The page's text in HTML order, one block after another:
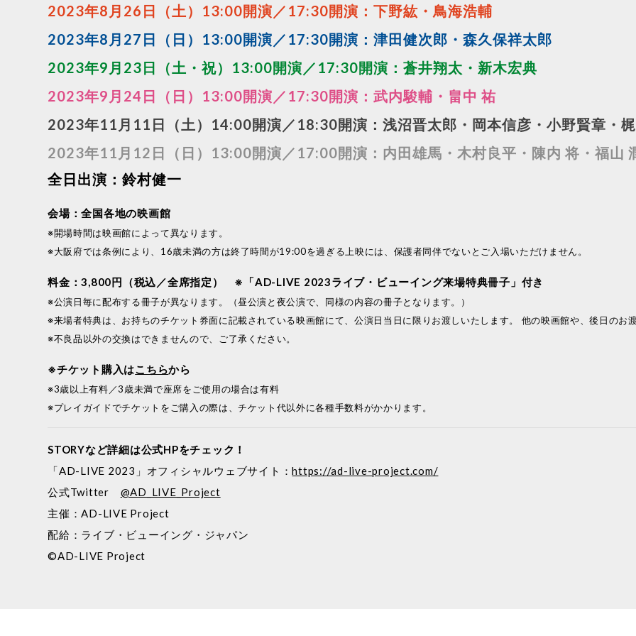
2023年8月26日（土）13:00開演／17:30開演：下野紘・鳥海浩輔
2023年8月27日（日）13:00開演／17:30開演：津田健次郎・森久保祥太郎
2023年9月23日（土・祝）13:00開演／17:30開演：蒼井翔太・新木宏典
2023年9月24日（日）13:00開演／17:30開演：武内駿輔・畠中 祐
2023年11月11日（土）14:00開演／18:30開演：浅沼晋太郎・岡本信彦・小野賢章・
2023年11月12日（日）13:00開演／17:00開演：内田雄馬・木村良平・陳内 将・福山
全日出演：鈴村健一
会場：全国各地の映画館
※開場時間は映画館によって異なります。
※大阪府では条例により、16歳未満の方は終了時間が19:00を過ぎる上映には、保護者同伴でないとご入場いただけません。
料金：3,800円（税込／全席指定） ※「AD-LIVE 2023ライブ・ビューイング来場特典冊子」付き
※公演日毎に配布する冊子が異なります。（昼公演と夜公演で、同様の内容の冊子となります。）
※来場者特典は、お持ちのチケット券面に記載されている映画館にて、公演日当日に限りお渡しいたします。 他の映画館や、後日のお
※不良品以外の交換はできませんので、ご了承ください。
※チケット購入はこちらから
※3歳以上有料／3歳未満で座席をご使用の場合は有料
※プレイガイドでチケットをご購入の際は、チケット代以外に各種手数料がかかります。
STORYなど詳細は公式HPをチェック！
「AD-LIVE 2023」オフィシャルウェブサイト：https://ad-live-project.com/
公式Twitter @AD_LIVE_Project
主催：AD-LIVE Project
配給：ライブ・ビューイング・ジャパン
©AD-LIVE Project